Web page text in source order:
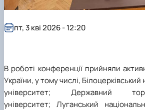
В роботі конференції прийняли
України, у тому числі,
університет; Державний
університет; Луганський
пт, 3 кві 2026 - 12:20